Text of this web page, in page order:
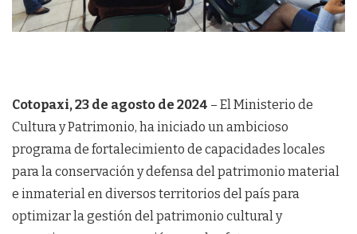
Cotopaxi, 23 de agosto de 2024 – El Ministerio de
Cultura y Patrimonio, ha iniciado un ambicioso
programa de fortalecimiento de capacidades locales
para la conservación y defensa del patrimonio material
e inmaterial en diversos territorios del país para
optimizar la gestión del patrimonio cultural y